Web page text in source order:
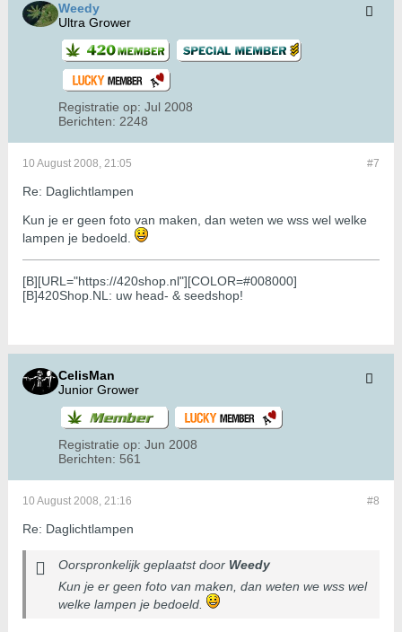
Weedy
Ultra Grower
Registratie op: Jul 2008
Berichten: 2248
#7
10 August 2008, 21:05
Re: Daglichtlampen
Kun je er geen foto van maken, dan weten we wss wel welke
lampen je bedoeld.
[B][URL="https://420shop.nl"][COLOR=#008000]
[B]420Shop.NL: uw head- & seedshop!
CelisMan
Junior Grower
Registratie op: Jun 2008
Berichten: 561
#8
10 August 2008, 21:16
Re: Daglichtlampen
Oorspronkelijk geplaatst door Weedy
Kun je er geen foto van maken, dan weten we wss wel
welke lampen je bedoeld.